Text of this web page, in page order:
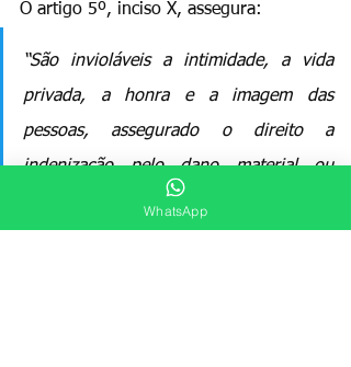
O artigo 5º, inciso X, assegura:
“São invioláveis a intimidade, a vida
privada, a honra e a imagem das
pessoas, assegurado o direito a
indenização pelo dano material ou
moral decorrente de sua violação.”
WhatsApp